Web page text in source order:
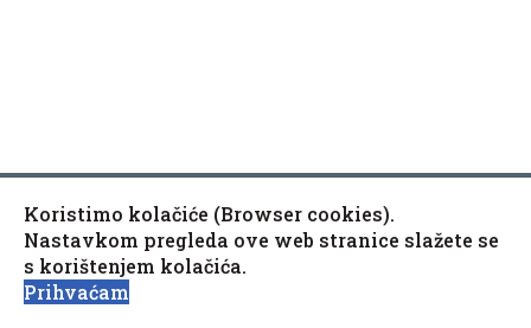
Copyright © 2010-2020 Općina Kaptol, Školska 3, 34334
Kaptol
Izjava o pristupačnosti mrežne stranice
Koristimo kolačiće (Browser cookies).
Nastavkom pregleda ove web stranice slažete se
s korištenjem kolačića.
Prihvaćam